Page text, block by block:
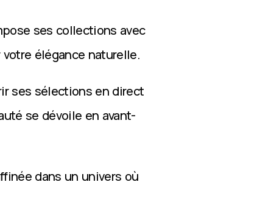
ses collections avec
élégance naturelle.
ses sélections en direct
se dévoile en avant-
dans un univers où